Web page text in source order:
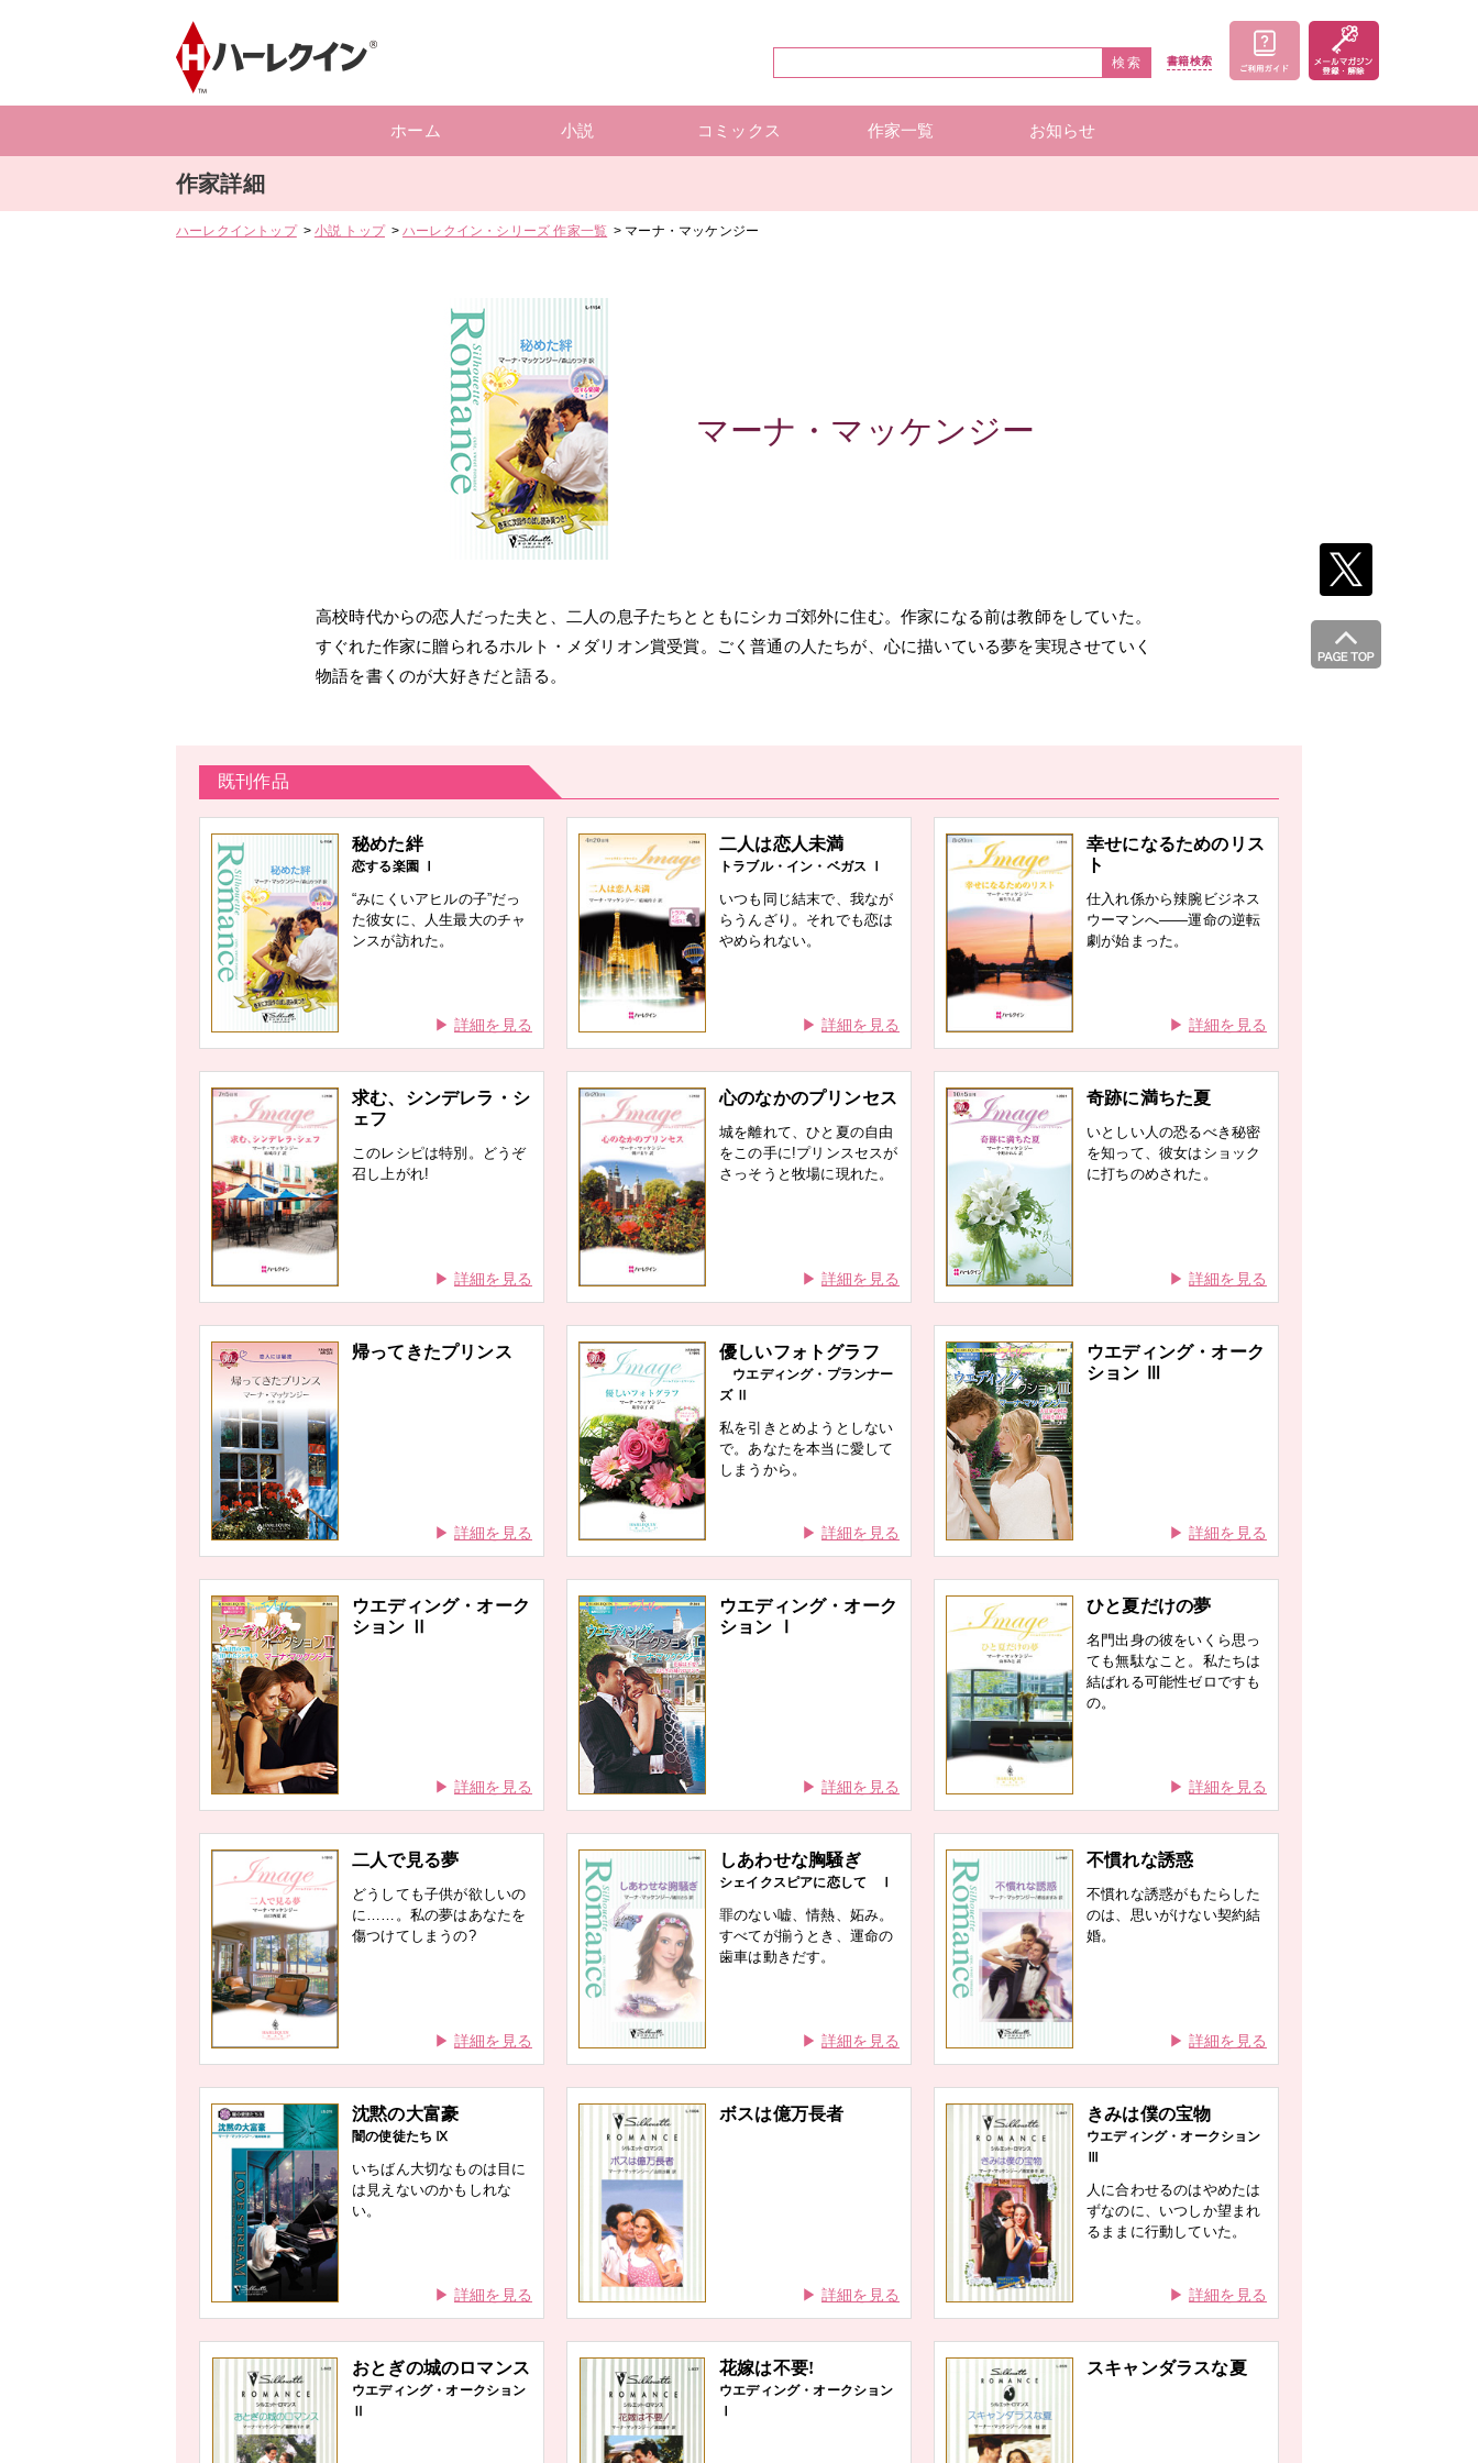
検索 書籍検索
ホーム 小説 コミックス 作家一覧 お知らせ
作家詳細
ハーレクイントップ 小説 トップ ハーレクイン・シリーズ 作家一覧 マーナ・マッケンジー
マーナ・マッケンジー
高校時代からの恋人だった夫と、二人の息子たちとともにシカゴ郊外に住む。作家になる前は教師をしていた。
すぐれた作家に贈られるホルト・メダリオン賞受賞。ごく普通の人たちが、心に描いている夢を実現させていく
物語を書くのが大好きだと語る。
既刊作品
秘めた絆
恋する楽園 Ⅰ
“みにくいアヒルの子”だっ
た彼女に、人生最大のチャ
ンスが訪れた。
詳細を見る
二人は恋人未満
トラブル・イン・ベガス Ⅰ
いつも同じ結末で、我なが
らうんざり。それでも恋は
やめられない。
詳細を見る
幸せになるためのリス
ト
仕入れ係から辣腕ビジネス
ウーマンへ——運命の逆転
劇が始まった。
詳細を見る
求む、シンデレラ・シ
ェフ
このレシピは特別。どうぞ
召し上がれ!
詳細を見る
心のなかのプリンセス
城を離れて、ひと夏の自由
をこの手に!プリンスセスが
さっそうと牧場に現れた。
詳細を見る
奇跡に満ちた夏
いとしい人の恐るべき秘密
を知って、彼女はショック
に打ちのめされた。
詳細を見る
帰ってきたプリンス
詳細を見る
優しいフォトグラフ
ウエディング・プランナー
ズ Ⅱ
私を引きとめようとしない
で。あなたを本当に愛して
しまうから。
詳細を見る
ウエディング・オーク
ション Ⅲ
詳細を見る
ウエディング・オーク
ション Ⅱ
詳細を見る
ウエディング・オーク
ション Ⅰ
詳細を見る
ひと夏だけの夢
名門出身の彼をいくら思っ
ても無駄なこと。私たちは
結ばれる可能性ゼロですも
の。
詳細を見る
二人で見る夢
どうしても子供が欲しいの
に……。私の夢はあなたを
傷つけてしまうの?
詳細を見る
しあわせな胸騒ぎ
シェイクスピアに恋して Ⅰ
罪のない嘘、情熱、妬み。
すべてが揃うとき、運命の
歯車は動きだす。
詳細を見る
不慣れな誘惑
不慣れな誘惑がもたらした
のは、思いがけない契約結
婚。
詳細を見る
沈黙の大富豪
闇の使徒たち Ⅸ
いちばん大切なものは目に
は見えないのかもしれな
い。
詳細を見る
ボスは億万長者
詳細を見る
きみは僕の宝物
ウエディング・オークション
人に合わせるのはやめたは
ずなのに、いつしか望まれ
るままに行動していた。
詳細を見る
おとぎの城のロマンス
ウエディング・オークション
花嫁は不要!
ウエディング・オークション
スキャンダラスな夏